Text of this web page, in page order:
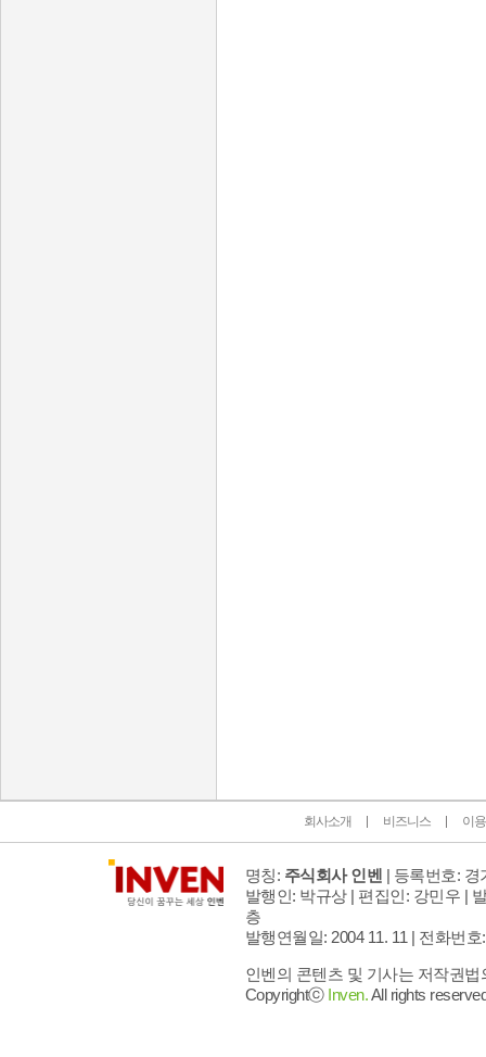
회사소개 비즈니스 이
명칭: 주식회사 인벤 | 등록번호: 경
발행인: 박규상 | 편집인: 강민우 |
층
발행연월일: 2004 11. 11 | 전화번호
인벤의 콘텐츠 및 기사는 저작권
Copyrightⓒ Inven.All rights